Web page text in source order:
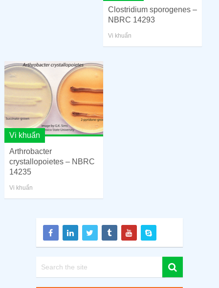
Clostridium sporogenes –
NBRC 14293
Vi khuẩn
Vi khuẩn
Arthrobacter
crystallopoietes – NBRC
14235
Vi khuẩn